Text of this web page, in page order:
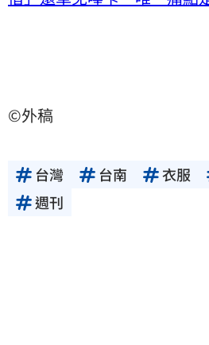
©外稿
台灣 台南 衣服
週刊